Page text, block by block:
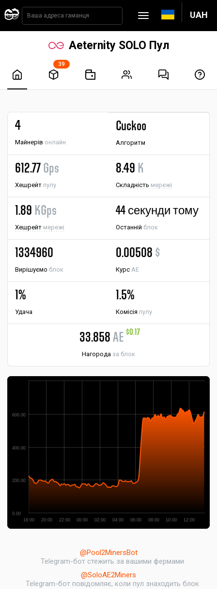
UAH
Aeternity SOLO Пул
39
4
Майнерів онлайн
Cuckoo
Алгоритм
612.77 Gps
Хешрейт пулу
8.49 K
Складність мережі
1.89 KGps
Хешрейт мережі
44 секунди тому
Останній блок
1334960
Вирішуємо блок
0.00508 $
Курс AE
1%
Удача
1.5%
Комісія пулу
33.858 AE $0.17
Нагорода за блок
18:00 20:00 22:00 00:00 02:00 04:00 06:00 08:00 10:00 12:00
0.00
200.00
400.00
600.00
@Pool2MinersBot
Telegram-бот стежить за вашими фермами
@SoloAE2Miners
Telegram-бот повідомляє, коли пул знаходить блок